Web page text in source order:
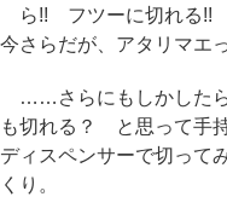
ら!! フツーに切れる!!
今さらだが、アタリマエ
……さらにもしかしたら
も切れる？ と思って手
ディスペンサーで切って
くり。